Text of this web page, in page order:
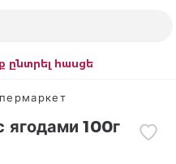
ընտրել հասցե
100г